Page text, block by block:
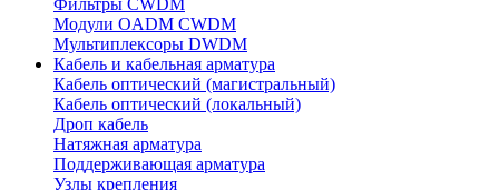
Модули OADM CWDM
Мультиплексоры DWDM
Кабель и кабельная арматура
Кабель оптический (магистральный)
Кабель оптический (локальный)
Дроп кабель
Натяжная арматура
Поддерживающая арматура
Узлы крепления